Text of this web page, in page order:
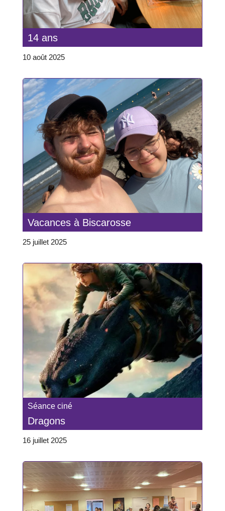
14 ans
10 août 2025
Vacances à Biscarosse
25 juillet 2025
Séance ciné
Dragons
16 juillet 2025